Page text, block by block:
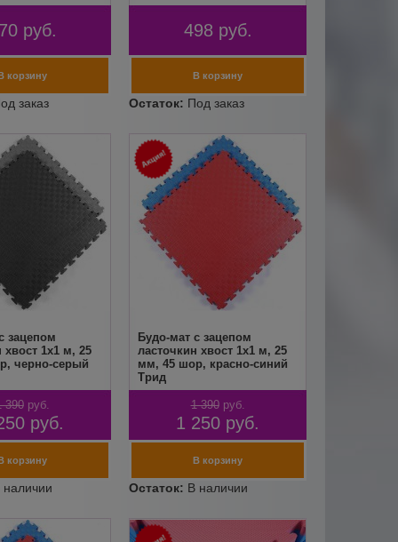
руб. 498 руб.
зацепом
хвост 1х1 м, 25
черно-серый
390 руб.
руб.
Будо-мат с зацепом
ласточкин хвост 1х1 м, 25
мм, 45 шор, красно-синий
Трид
1 390 руб.
1 250 руб.